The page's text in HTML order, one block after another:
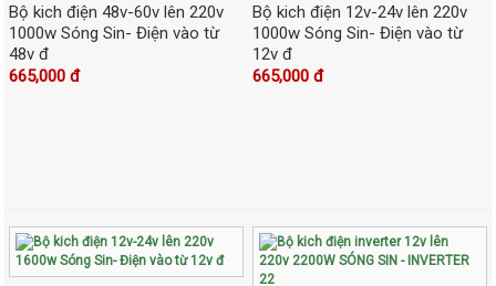
Bộ kich điện 48v-60v lên 220v
1000w Sóng Sin- Điện vào từ
48v đ
665,000 đ
Bộ kich điện 12v-24v lên 220v
1000w Sóng Sin- Điện vào từ
12v đ
665,000 đ